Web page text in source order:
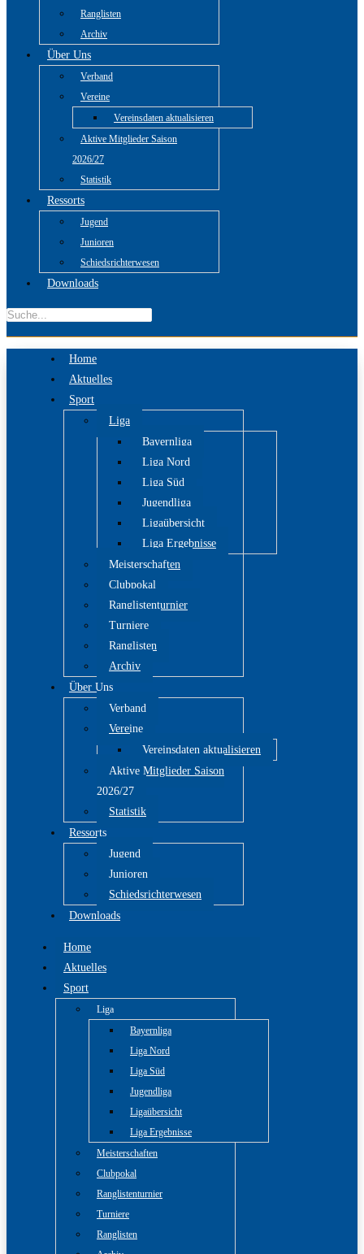
Ranglisten
Archiv
Über Uns
Verband
Vereine
Vereinsdaten aktualisieren
Aktive Mitglieder Saison
2026/27
Statistik
Ressorts
Jugend
Junioren
Schiedsrichterwesen
Downloads
Home
Aktuelles
Sport
Liga
Bayernliga
Liga Nord
Liga Süd
Jugendliga
Ligaübersicht
Liga Ergebnisse
Meisterschaften
Clubpokal
Ranglistenturnier
Turniere
Ranglisten
Archiv
Über Uns
Verband
Vereine
Vereinsdaten aktualisieren
Aktive Mitglieder Saison
2026/27
Statistik
Ressorts
Jugend
Junioren
Schiedsrichterwesen
Downloads
Home
Aktuelles
Sport
Liga
Bayernliga
Liga Nord
Liga Süd
Jugendliga
Ligaübersicht
Liga Ergebnisse
Meisterschaften
Clubpokal
Ranglistenturnier
Turniere
Ranglisten